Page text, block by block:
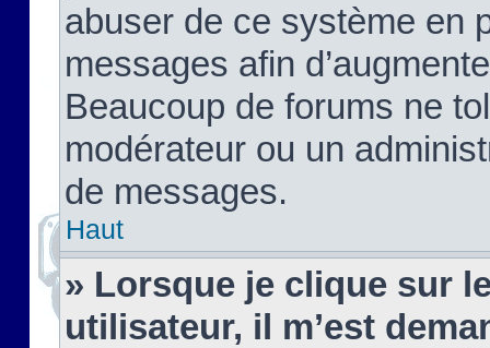
abuser de ce système en
messages afin
Beaucoup de forums ne
modérateur ou un
de messages.
Haut
» Lorsque je clique sur
utilisateur, il m’est